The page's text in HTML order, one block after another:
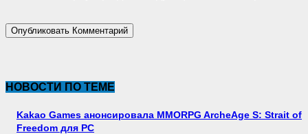
НОВОСТИ ПО ТЕМЕ
Kakao Games анонсировала MMORPG ArcheAge S: Strait of
Freedom для PC